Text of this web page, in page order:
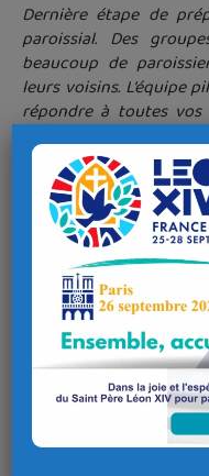
Dernière étape de
paroissial. Des
beaucoup de
leurs voisins. L’équipe
répondre à toutes
Il n’y a que 2 choses à
des deux amis”, c’est à
(ou plus évidemment !)
semaine pendant 6
Les petits groupes
Carême, du dimanche
Laissez vos
par téléphone ou SMS
par e-mail :